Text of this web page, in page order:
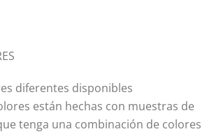
diferentes disponibles
están hechas con muestras de
tenga una combinación de colores